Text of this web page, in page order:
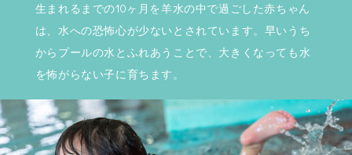
生まれるまでの10ヶ月を羊水の中で過ごした赤ちゃん
は、水への恐怖心が少ないとされています。早いうち
からプールの水とふれあうことで、大きくなっても水
を怖がらない子に育ちます。